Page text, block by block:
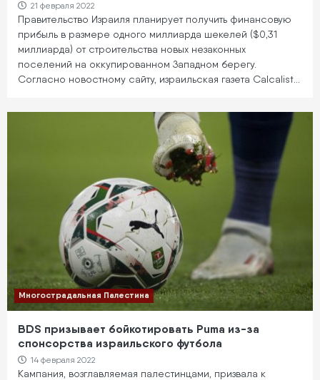
21 февраля 2022
Правительство Израиля планирует получить финансовую
прибыль в размере одного миллиарда шекелей ($0,31
миллиарда) от строительства новых незаконных
поселений на оккупированном Западном берегу.
Согласно новостному сайту, израильская газета Calcalist…
Многострадальная Палестина
BDS призывает бойкотировать Puma из-за
спонсорства израильского футбола
14 февраля 2022
Кампания, возглавляемая палестинцами, призвала к